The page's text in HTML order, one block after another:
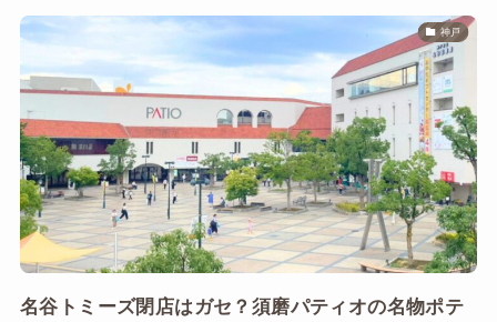
神戸
名谷トミーズ閉店はガセ？須磨パティオの名物ポテ